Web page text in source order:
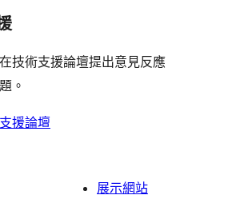
評
技術支援論壇提出意見反應
。
援論壇
展示網站